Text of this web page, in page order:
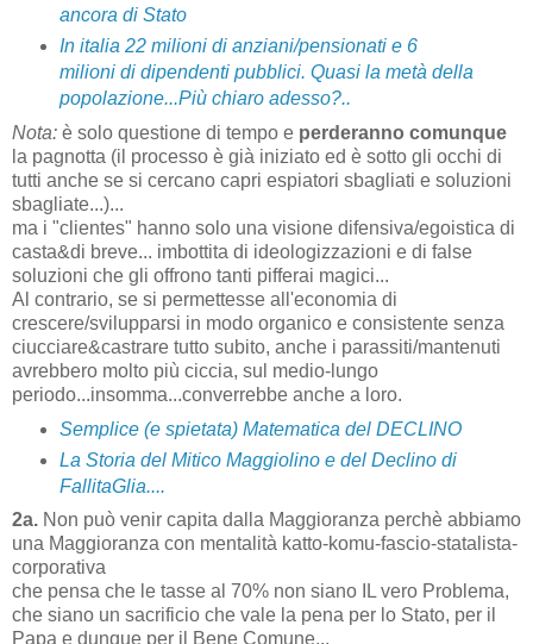
ancora di Stato
In italia 22 milioni di anziani/pensionati e 6
milioni di dipendenti pubblici. Quasi la metà della
popolazione...Più chiaro adesso?..
Nota: è solo questione di tempo e perderanno comunque
la pagnotta (il processo è già iniziato ed è sotto gli occhi di
tutti anche se si cercano capri espiatori sbagliati e soluzioni
sbagliate...)...
ma i "clientes" hanno solo una visione difensiva/egoistica di
casta&di breve... imbottita di ideologizzazioni e di false
soluzioni che gli offrono tanti pifferai magici...
Al contrario, se si permettesse all'economia di
crescere/svilupparsi in modo organico e consistente senza
ciucciare&castrare tutto subito, anche i parassiti/mantenuti
avrebbero molto più ciccia, sul medio-lungo
periodo...insomma...converrebbe anche a loro.
Semplice (e spietata) Matematica del DECLINO
La Storia del Mitico Maggiolino e del Declino di
FallitaGlia....
2a. Non può venir capita dalla Maggioranza perchè abbiamo
una Maggioranza con mentalità katto-komu-fascio-statalista-
corporativa
che pensa che le tasse al 70% non siano IL vero Problema,
che siano un sacrificio che vale la pena per lo Stato, per il
Papa e dunque per il Bene Comune...